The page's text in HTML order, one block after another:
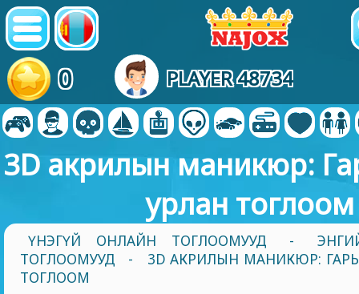
0 PLAYER 48734
3D акрилын маникюр:
урлан тоглоом
ҮНЭГҮЙ ОНЛАЙН ТОГЛООМУУД -
ТОГЛООМУУД
- 3D АКРИЛЫН МАНИКЮР:
ТОГЛООМ